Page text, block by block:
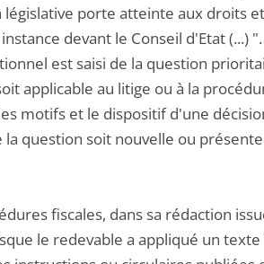
porte atteinte aux droits
devant le Conseil d'Etat (...)
est saisi de la question
applicable au litige ou à la
motifs et le dispositif d'une
question soit nouvelle ou
fiscales, dans sa rédaction
le redevable a appliqué un texte